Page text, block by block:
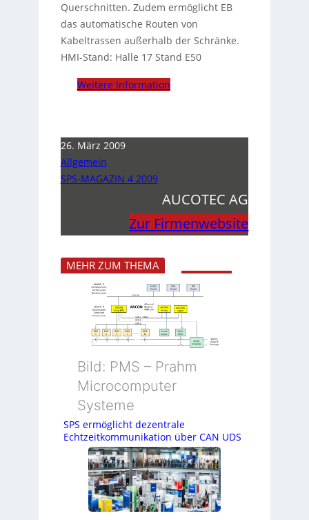
Querschnitten. Zudem ermöglicht EB
das automatische Routen von
Kabeltrassen außerhalb der Schränke.
HMI-Stand: Halle 17 Stand E50
Weitere Information
26. März 2009
Allgemein
SPS-MAGAZIN 4 2009
AUCOTEC AG
Zur Firmenwebsite
MEHR ZUM THEMA
Bild: PMS – Prahm
Microcomputer
Systeme
SPS ermöglicht dezentrale
Echtzeitkommunikation über CAN UDS